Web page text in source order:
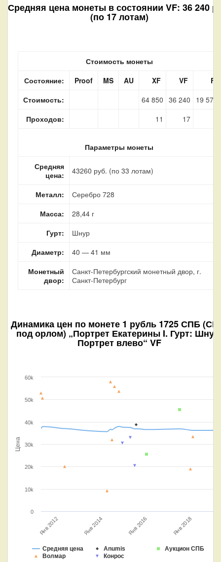
Средняя цена монеты в состоянии VF: 36 240
(по 17 лотам)
Стоимость монеты
Состояние:
Proof MS AU XF VF
F
Стоимость:
64 850 36 240
19 570
Проходов:
11 17
Параметры монеты
Средняя
цена:
43260 руб. (по 33 лотам)
Металл:
Серебро 728
Масса:
28,44 г
Гурт:
Шнур
Диаметр:
40 — 41 мм
Монетный
двор:
Санкт-Петербургский монетный двор, г.
Санкт-Петербург
Динамика цен по монете 1 рубль 1725 СПБ
под орлом) „Портрет Екатерины I. Гурт:
Портрет влево“ VF
Цена
Средняя цена Anumis
Аукцион СПБ
Волмар
Конрос
Янв 2012 Янв 2014 Янв 2016 Янв 2018
0
10k
20k
30k
40k
50k
60k